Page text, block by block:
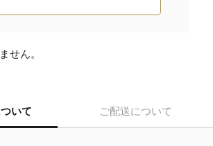
せん。
いて ご配送について